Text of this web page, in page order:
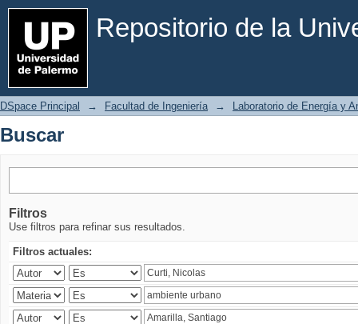
Repositorio de la
Buscar
DSpace Principal → Facultad de Ingeniería → Laboratorio de Energía y
Buscar
Filtros
Use filtros para refinar sus resultados.
Filtros actuales: